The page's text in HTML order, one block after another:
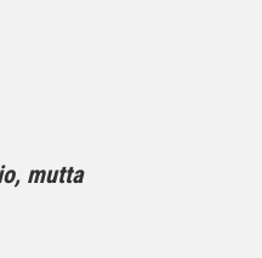
mutta